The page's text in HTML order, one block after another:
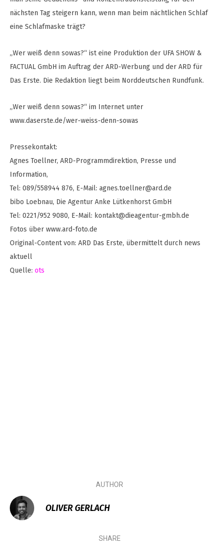
nächsten Tag steigern kann, wenn man beim nächtlichen Schlaf
eine Schlafmaske trägt?
„Wer weiß denn sowas?“ ist eine Produktion der UFA SHOW &
FACTUAL GmbH im Auftrag der ARD-Werbung und der ARD für
Das Erste. Die Redaktion liegt beim Norddeutschen Rundfunk.
„Wer weiß denn sowas?“ im Internet unter
www.daserste.de/wer-weiss-denn-sowas
Pressekontakt:
Agnes Toellner, ARD-Programmdirektion, Presse und
Information,
Tel: 089/558944 876, E-Mail: agnes.toellner@ard.de
bibo Loebnau, Die Agentur Anke Lütkenhorst GmbH
Tel: 0221/952 9080, E-Mail: kontakt@dieagentur-gmbh.de
Fotos über www.ard-foto.de
Original-Content von: ARD Das Erste, übermittelt durch news
aktuell
Quelle: ots
AUTHOR
OLIVER GERLACH
SHARE